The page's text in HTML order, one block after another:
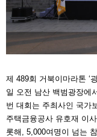
제 489회 거북이마라톤 ‘
일 오전 남산 백범광장에
번 대회는 주최사인 국가
주택금융공사 유호재 이
롯해, 5,000여명이 넘는